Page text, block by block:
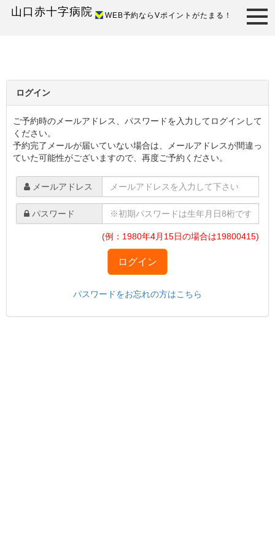
山口赤十字病院 WEB予約ならVポイントがたまる！
ログイン
ご予約時のメールアドレス、パスワードを入力してログインして
ください。
予約完了メールが届いていない場合は、メールアドレスが間違っ
ていた可能性がございますので、再度ご予約ください。
メールアドレス
パスワード
(例：1980年4月15日の場合は19800415)
ログイン
パスワードをお忘れの方はこちら